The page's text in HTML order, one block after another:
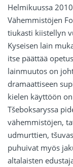
Helmikuussa
Vähemmistöjen
tiukasti kiistellyn
Kyseisen lain
itse päättää
lainmuutos on
dramaattiseen
kielen käyttöön
Tšeboksaryssa
vähemmistöjen,
udmurttien,
puhuivat myös
altalaisten